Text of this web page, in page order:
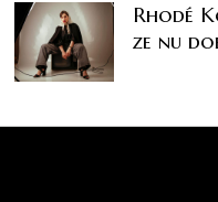
Rhodé
ze nu